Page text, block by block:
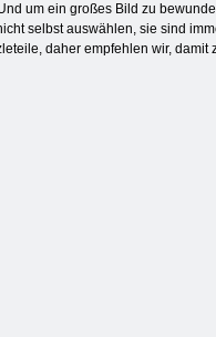
um ein großes Bild zu
selbst auswählen, sie sind
daher empfehlen wir,